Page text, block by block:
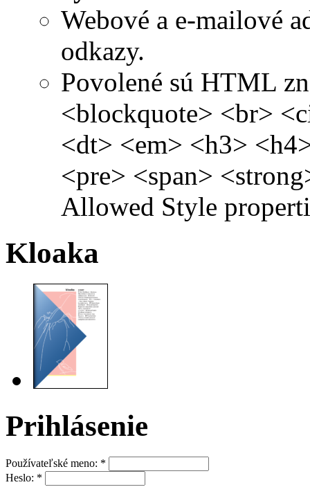
Webové a e-mailové
odkazy.
Povolené sú HTML
<blockquote> <br>
<dt> <em> <h3>
<pre> <span>
Allowed Style
Kloaka
Prihlásenie
Používateľské meno: *
Heslo: *